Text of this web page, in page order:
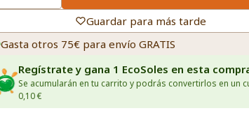
Guardar para más tarde
Gasta otros 75€ para envío GRATIS
Regístrate y gana 1 EcoSoles en esta
Se acumularán en tu carrito y podrás convertirlos en un
0,10 €